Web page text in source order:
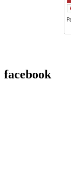
facebook